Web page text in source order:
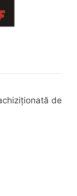
de